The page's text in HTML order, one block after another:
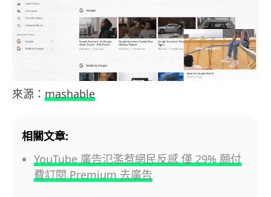
來源： mashable
相關文章:
YouTube 廣告氾濫惹網民反感 僅 29% 願付
費訂閱 Premium 去廣告